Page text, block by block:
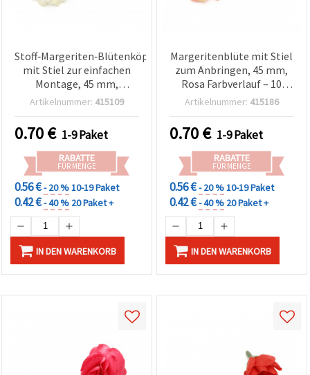
Stoff‑Margeriten‑Blütenköpfe
mit Stiel zur einfachen
Montage, 45 mm,
Hellgelb – 10 Stück (zum
Artikelnummer: 415109
0.70€ 1-9 Paket
RABATTE
FÜR MENGE
0.56 €- 20 %10-19 Paket
0.42 €- 40 % 20 Paket +
IN DEN WARENKORB
Margeritenblüte mit Stiel
zum Anbringen, 45 mm,
Rosa Farbverlauf – 10
Stück für DIY/Basteln,
Gestecke,
Tischdekoration,
Haarschmuck &
Scrapbooking
Artikelnummer: 415186
0.70€ 1-9 Paket
RABATTE
FÜR MENGE
0.56 €- 20 %10-19 Paket
0.42 €- 40 % 20 Paket +
IN DEN WARENKORB